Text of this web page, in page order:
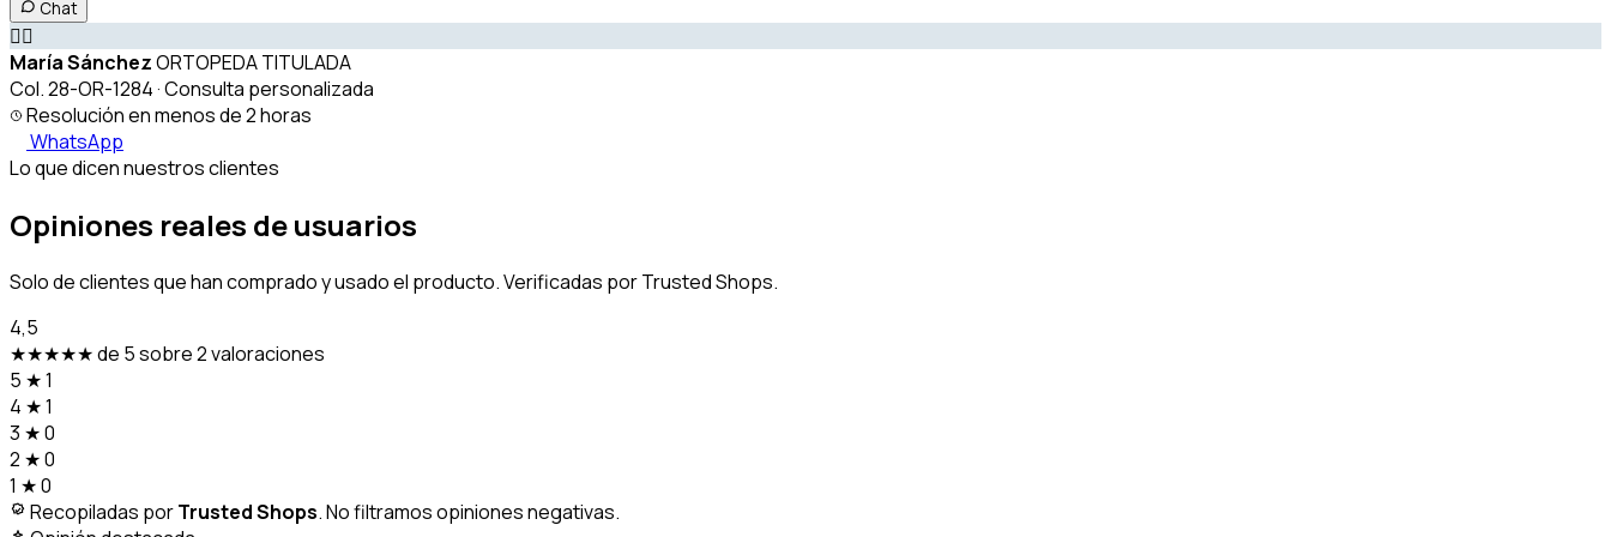
Chat
👩‍⚕️
María SánchezORTOPEDA TITULADA
Col. 28-OR-1284 · Consulta personalizada
Resolución en menos de 2 horas
WhatsApp
Lo que dicen nuestros clientes
Opiniones reales de usuarios
Solo de clientes que han comprado y usado el producto. Verificadas por Trusted Shops.
4,5
★★★★★de 5 sobre 2 valoraciones
5 ★1
4 ★1
3 ★0
2 ★0
1 ★0
Recopiladas porTrusted Shops. No filtramos opiniones negativas.